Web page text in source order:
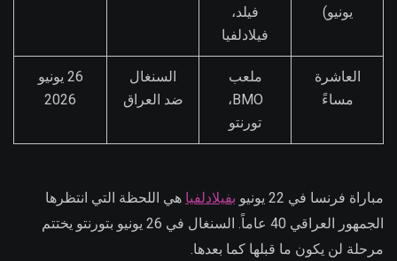
يونيو)
فيلد،
فيلادلفيا
العاشرة
مساءً
ملعب
BMO،
تورنتو
السنغال
ضد العراق
26 يونيو
2026
مباراة فرنسا في 22 يونيو بفيلادلفيا هي اللحظة التي انتظرها
الجمهور العراقي 40 عاماً. السنغال في 26 يونيو بتورنتو يختتم
مرحلة لن يكون ما قبلها كما بعدها.